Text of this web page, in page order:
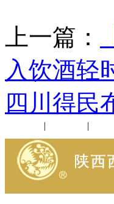
上一篇：
入饮酒轻
四川得民
| |